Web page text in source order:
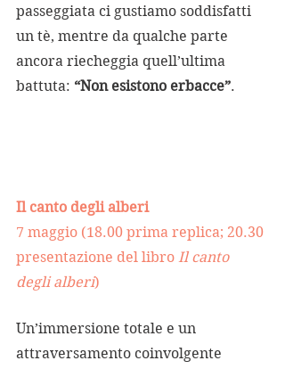
passeggiata ci gustiamo soddisfatti
un tè, mentre da qualche parte
ancora riecheggia quell’ultima
battuta: “Non esistono erbacce”.
Il canto degli alberi
7 maggio (18.00 prima replica; 20.30
presentazione del libro Il canto
degli alberi)
Un’immersione totale e un
attraversamento coinvolgente